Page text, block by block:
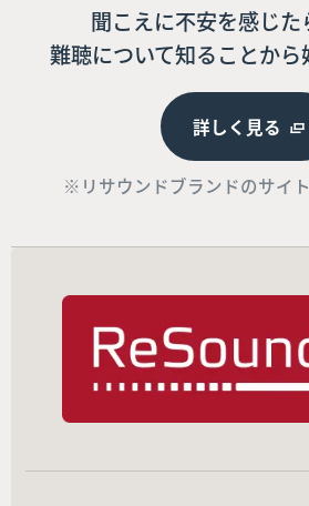
聞こえに不安を感じた
難聴について知ることから
詳しく見る
※リサウンドブランドのサイト